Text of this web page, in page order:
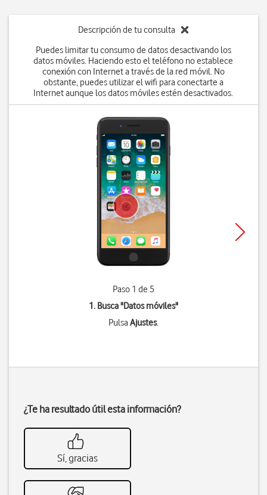
Descripción de tu consulta
Puedes limitar tu consumo de datos desactivando los
datos móviles. Haciendo esto el teléfono no establece
conexión con Internet a través de la red móvil. No
obstante, puedes utilizar el wifi para conectarte a
Internet aunque los datos móviles estén desactivados.
Paso 1 de 5
1. Busca "Datos móviles"
PulsaAjustes.
¿Te ha resultado útil esta información?
Sí, gracias